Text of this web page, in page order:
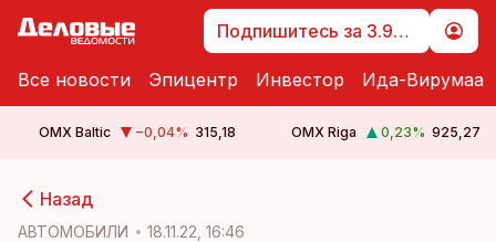
Подпишитесь за 3.99 €
Все новости Эпицентр Инвестор Ида-Вирумаа
OMX Baltic −0,04% 315,18 OMX Riga 0,23% 925,27
Назад
АВТОМОБИЛИ 18.11.22, 16:46